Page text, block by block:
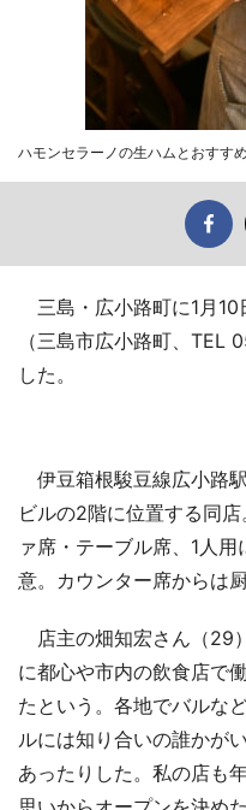
ハモンセラーノの生ハムとおすす
三島・広小路町に1月10
（三島市広小路町、TEL
した。
伊豆箱根駿豆線広小路
ビルの2階に位置する同
ァ席・テーブル席、1人
意。カウンター席からは
店主の畑知宏さん（29
に都心や市内の飲食店で
たという。各地でバルな
ルには知り合いの誰かが
あったりした。私の店も